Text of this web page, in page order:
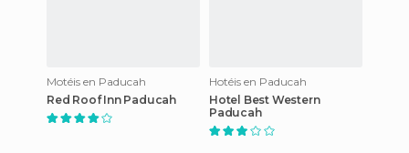
Motéis en Paducah
Red Roof Inn Paducah
Hotéis en Paducah
Hotel Best Western
Paducah